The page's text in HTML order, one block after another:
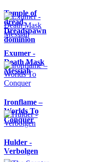
Temple of
dread-
Dreadspawn
dominion
Exumer -
Death Mask
Messiah
Ironflame –
Worlds To
Conquer
Hulder -
Verbolgen